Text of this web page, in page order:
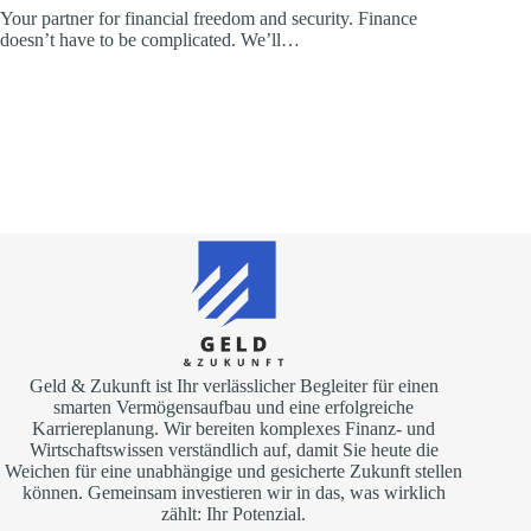
Your partner for financial freedom and security. Finance
doesn’t have to be complicated. We’ll…
Geld & Zukunft ist Ihr verlässlicher Begleiter für einen
smarten Vermögensaufbau und eine erfolgreiche
Karriereplanung. Wir bereiten komplexes Finanz- und
Wirtschaftswissen verständlich auf, damit Sie heute die
Weichen für eine unabhängige und gesicherte Zukunft stellen
können. Gemeinsam investieren wir in das, was wirklich
zählt: Ihr Potenzial.